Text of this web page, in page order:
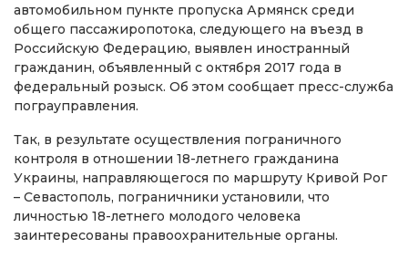
автомобильном пункте пропуска Армянск среди
общего пассажиропотока, следующего на въезд в
Российскую Федерацию, выявлен иностранный
гражданин, объявленный с октября 2017 года в
федеральный розыск. Об этом сообщает пресс-служба
пограуправления.
Так, в результате осуществления пограничного
контроля в отношении 18-летнего гражданина
Украины, направляющегося по маршруту Кривой Рог
– Севастополь, пограничники установили, что
личностью 18-летнего молодого человека
заинтересованы правоохранительные органы.